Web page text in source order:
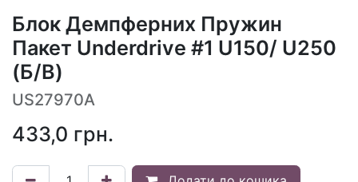
Блок Демпферних Пружин
Пакет Underdrive #1 U150/ U250
(Б/В)
US27970A
433,0 грн.